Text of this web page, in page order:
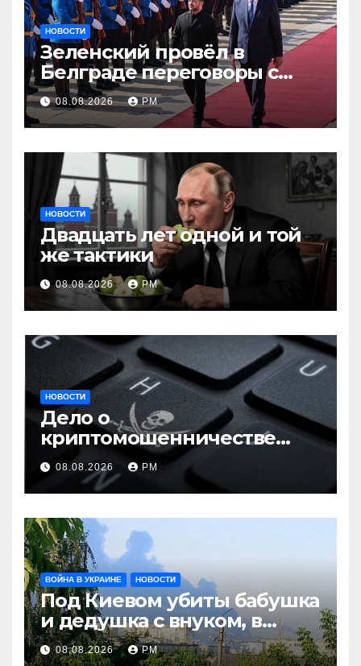
НОВОСТИ
Зеленский провёл в
Белграде переговоры с
Вучичем
08.08.2026 РМ
НОВОСТИ
Двадцать лет одной и той
же тактики
08.08.2026 РМ
НОВОСТИ
Дело о
криптомошенничестве
оборачивают в содействие
терроризму
08.08.2026 РМ
ВОЙНА В УКРАИНЕ НОВОСТИ
Под Киевом убиты бабушка
и дедушка с внуком, в
Поволжье и на Кубани
вновь горят НПЗ
08.08.2026 РМ